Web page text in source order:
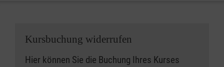
Kursbuchung widerrufen
Hier können Sie die Buchung Ihres Kurses